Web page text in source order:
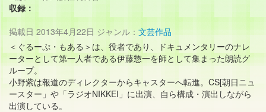
収録：
掲載日 2013年4月22日 ジャンル： 文芸作品
＜ぐるーぷ・もある＞は、役者であり、ドキュメンタリーのナレ
ーターとして第一人者である伊藤惣一を師として集まった朗読グ
ループ。
小野紫は報道のディレクターからキャスターへ転進。CS[朝日ニュ
ースター」や「ラジオNIKKEI」に出演、自ら構成・演出しながら
出演している。